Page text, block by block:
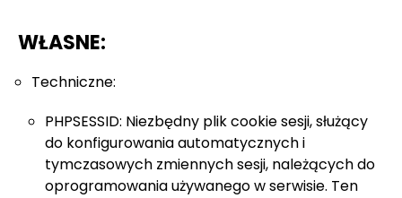
WŁASNE:
Techniczne:
PHPSESSID: Niezbędny plik cookie sesji, służący
do konfigurowania automatycznych i
tymczasowych zmiennych sesji, należących do
oprogramowania używanego w serwisie. Ten